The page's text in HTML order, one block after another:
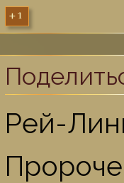
+1
Рей-